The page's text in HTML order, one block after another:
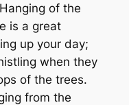
of the
is a great
up your day;
when they
of the trees.
from the